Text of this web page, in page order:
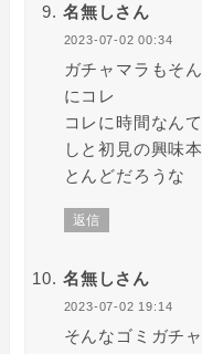
名無しさん
2023-07-02 00:34
ガチャマラもそ
にコレ
コレに時間なん
しと初見の興味
とんどだろうな
返信
名無しさん
2023-07-02 19:14
そんなゴミガチ